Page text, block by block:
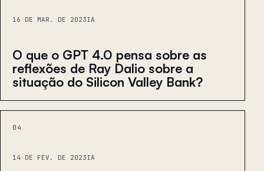
16 DE MAR. DE 2023IA
O que o GPT 4.0 pensa sobre as
reflexões de Ray Dalio sobre a
situação do Silicon Valley Bank?
04
14 DE FEV. DE 2023IA